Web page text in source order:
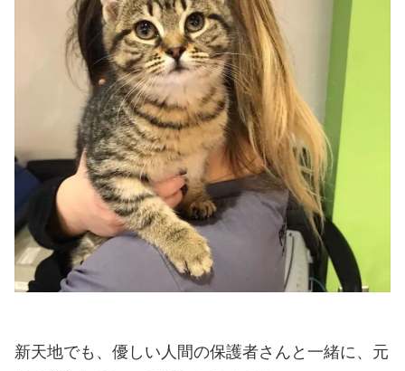
新天地でも、優しい人間の保護者さんと一緒に、元